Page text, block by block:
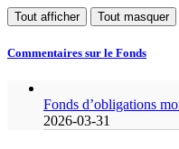
Tout afficher Tout masquer
Commentaires sur le Fonds
Fonds d’obligations
2026-03-31